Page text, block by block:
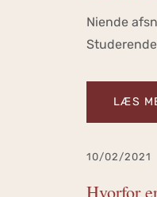
Niende
LÆS
10/02/2021
Hvorfor